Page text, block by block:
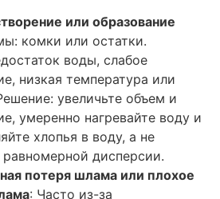
или образование
комки или остатки.
воды, слабое
низкая температура или
увеличьте объем и
умеренно нагревайте воду и
хлопья в воду, а не
равномерной дисперсии.
потеря шлама или плохое
: Часто из-за